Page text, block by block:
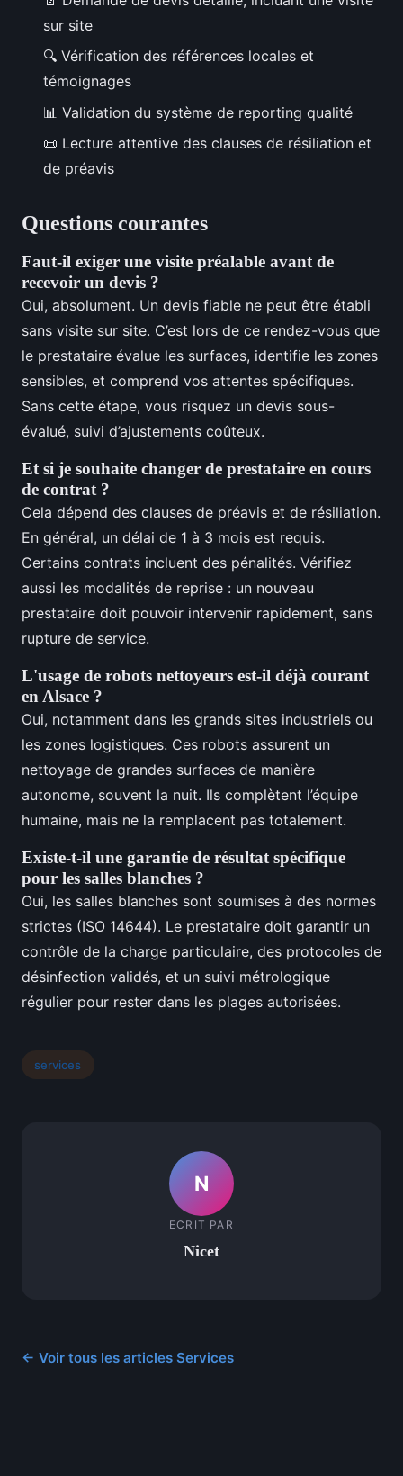
sur site
🔍 Vérification des références locales et
témoignages
📊 Validation du système de reporting qualité
📜 Lecture attentive des clauses de résiliation et
de préavis
Questions courantes
Faut-il exiger une visite préalable avant de
recevoir un devis ?
Oui, absolument. Un devis fiable ne peut être établi
sans visite sur site. C’est lors de ce rendez-vous que
le prestataire évalue les surfaces, identifie les zones
sensibles, et comprend vos attentes spécifiques.
Sans cette étape, vous risquez un devis sous-
évalué, suivi d’ajustements coûteux.
Et si je souhaite changer de prestataire en cours
de contrat ?
Cela dépend des clauses de préavis et de résiliation.
En général, un délai de 1 à 3 mois est requis.
Certains contrats incluent des pénalités. Vérifiez
aussi les modalités de reprise : un nouveau
prestataire doit pouvoir intervenir rapidement, sans
rupture de service.
L'usage de robots nettoyeurs est-il déjà courant
en Alsace ?
Oui, notamment dans les grands sites industriels ou
les zones logistiques. Ces robots assurent un
nettoyage de grandes surfaces de manière
autonome, souvent la nuit. Ils complètent l’équipe
humaine, mais ne la remplacent pas totalement.
Existe-t-il une garantie de résultat spécifique
pour les salles blanches ?
Oui, les salles blanches sont soumises à des normes
strictes (ISO 14644). Le prestataire doit garantir un
contrôle de la charge particulaire, des protocoles de
désinfection validés, et un suivi métrologique
régulier pour rester dans les plages autorisées.
services
N
ECRIT PAR
Nicet
← Voir tous les articles Services